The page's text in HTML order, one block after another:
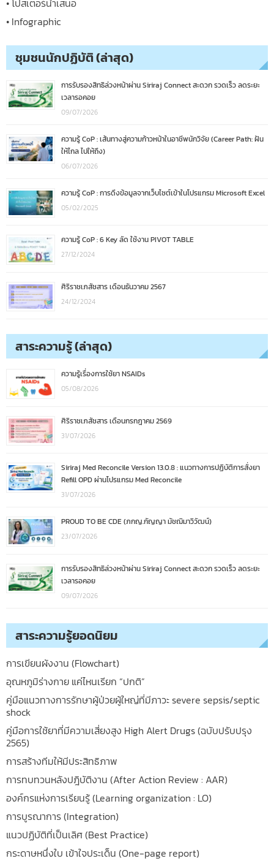
• โปสเตอร์นำเสนอ
• Infographic
ชุมชนนักปฏิบัติ (ล่าสุด)
การรับรองสิทธิล่วงหน้าผ่าน Siriraj Connect สะดวก รวดเร็ว ลดระยะ
เวลารอคอย
09/07/2026
ความรู้ CoP : เส้นทางสู่ความก้าวหน้าในอาชีพนักวิจัย (Career Path: ฝัน
ให้ไกล ไปให้ถึง)
06/07/2026
ความรู้ CoP : การดึงข้อมูลจากเว็บไซต์เข้าในโปรแกรม Microsoft Excel
05/02/2025
ความรู้ CoP : 6 Key ลัด ใช้งาน PIVOT TABLE
27/12/2024
ศิริราชเภสัชสาร เดือนธันวาคม 2567
24/12/2024
สาระความรู้ (ล่าสุด)
ความรู้เรื่องการใช้ยา NSAIDs
05/08/2026
ศิริราชเภสัชสาร เดือนกรกฎาคม 2569
31/07/2026
Siriraj Med Reconcile Version 13.0.8 : แนวทางการปฏิบัติการสั่งยา
Refill OPD ผ่านโปรแกรม Med Reconcile
31/07/2026
PROUD TO BE CDE (ภกญ.กัญญา มัชฌิมาวิวัฒน์)
23/07/2026
การรับรองสิทธิล่วงหน้าผ่าน Siriraj Connect สะดวก รวดเร็ว ลดระยะ
เวลารอคอย
09/07/2026
สาระความรู้ยอดนิยม
การเขียนผังงาน (Flowchart)
อุณหภูมิร่างกาย แค่ไหนเรียก “ปกติ”
คู่มือแนวทางการรักษาผู้ป่วยผู้ใหญ่ที่มีภาวะ severe sepsis/septic
shock
คู่มือการใช้ยาที่มีความเสี่ยงสูง High Alert Drugs (ฉบับปรับปรุง
2565)
การสร้างทีมให้มีประสิทธิภาพ
การทบทวนหลังปฎิบัติงาน (After Action Review : AAR)
องค์กรแห่งการเรียนรู้ (Learning organization : LO)
การบูรณาการ (Integration)
แนวปฏิบัติที่เป็นเลิศ (Best Practice)
กระดาษหนึ่งใบ เข้าใจประเด็น (One-page report)